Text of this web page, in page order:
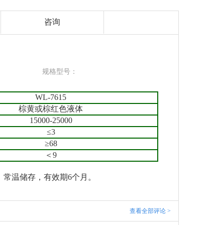
咨询
规格型号：
WL-7615
棕黄或棕红色液体
15000-25000
≤3
≥68
＜9
常温储存，有效期6个月。
查看全部评论 >